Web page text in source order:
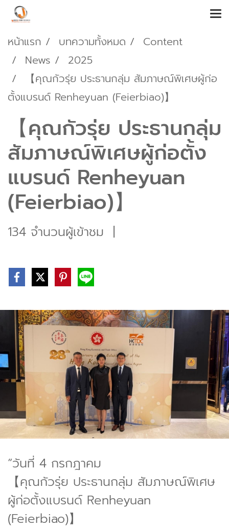
หน้าแรก บทความทั้งหมด
Content
News
2025
【คุณกัวรุ่ย ประธานกลุ่ม สัมภาษณ์พิเศษผู้ก่อ
ตั้งแบรนด์ Renheyuan (Feierbiao)】
【คุณกัวรุ่ย ประธานกลุ่ม
สัมภาษณ์พิเศษผู้ก่อตั้ง
แบรนด์ Renheyuan
(Feierbiao)】
134 จำนวนผู้เข้าชม |
“วันที่ 4 กรกฎาคม
【คุณกัวรุ่ย ประธานกลุ่ม สัมภาษณ์พิเศษ
ผู้ก่อตั้งแบรนด์ Renheyuan
(Feierbiao)】